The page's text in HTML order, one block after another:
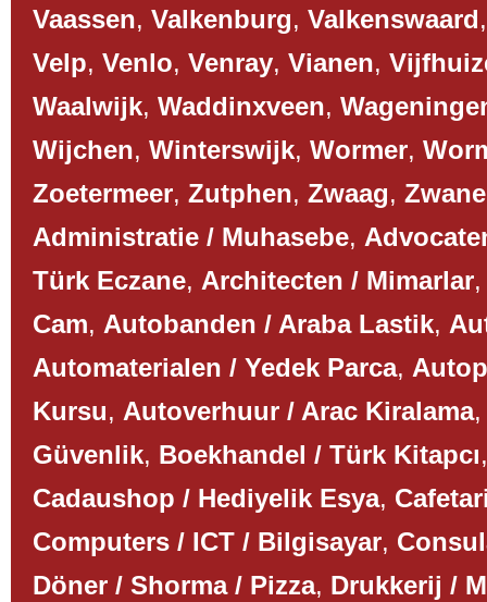
Vaassen, Valkenburg, Valkenswaard
Velp, Venlo, Venray, Vianen,
Waalwijk, Waddinxveen,
Wijchen, Winterswijk, Wormer,
Zoetermeer, Zutphen, Zwaag,
Administratie / Muhasebe,
Türk Eczane, Architecten / Mimarlar
Cam, Autobanden / Araba Lastik,
Automaterialen / Yedek Parca,
Kursu, Autoverhuur / Arac Kiralama
Güvenlik, Boekhandel / Türk Kitapcı
Cadaushop / Hediyelik Esya,
Computers / ICT / Bilgisayar,
Döner / Shorma / Pizza, Drukkerij /